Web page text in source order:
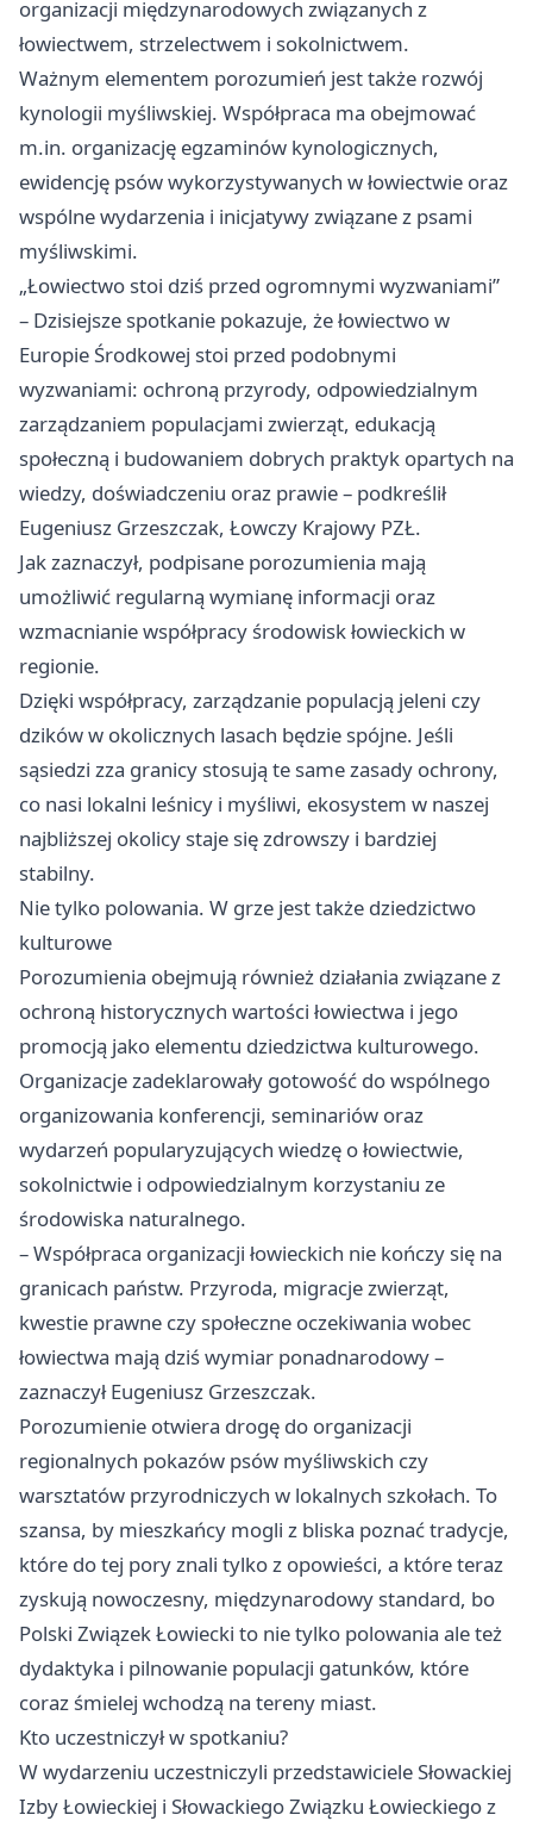
organizacji międzynarodowych związanych z
łowiectwem, strzelectwem i sokolnictwem.
Ważnym elementem porozumień jest także rozwój
kynologii myśliwskiej. Współpraca ma obejmować
m.in. organizację egzaminów kynologicznych,
ewidencję psów wykorzystywanych w łowiectwie oraz
wspólne wydarzenia i inicjatywy związane z psami
myśliwskimi.
„Łowiectwo stoi dziś przed ogromnymi wyzwaniami”
– Dzisiejsze spotkanie pokazuje, że łowiectwo w
Europie Środkowej stoi przed podobnymi
wyzwaniami: ochroną przyrody, odpowiedzialnym
zarządzaniem populacjami zwierząt, edukacją
społeczną i budowaniem dobrych praktyk opartych na
wiedzy, doświadczeniu oraz prawie – podkreślił
Eugeniusz Grzeszczak, Łowczy Krajowy PZŁ.
Jak zaznaczył, podpisane porozumienia mają
umożliwić regularną wymianę informacji oraz
wzmacnianie współpracy środowisk łowieckich w
regionie.
Dzięki współpracy, zarządzanie populacją jeleni czy
dzików w okolicznych lasach będzie spójne. Jeśli
sąsiedzi zza granicy stosują te same zasady ochrony,
co nasi lokalni leśnicy i myśliwi, ekosystem w naszej
najbliższej okolicy staje się zdrowszy i bardziej
stabilny.
Nie tylko polowania. W grze jest także dziedzictwo
kulturowe
Porozumienia obejmują również działania związane z
ochroną historycznych wartości łowiectwa i jego
promocją jako elementu dziedzictwa kulturowego.
Organizacje zadeklarowały gotowość do wspólnego
organizowania konferencji, seminariów oraz
wydarzeń popularyzujących wiedzę o łowiectwie,
sokolnictwie i odpowiedzialnym korzystaniu ze
środowiska naturalnego.
– Współpraca organizacji łowieckich nie kończy się na
granicach państw. Przyroda, migracje zwierząt,
kwestie prawne czy społeczne oczekiwania wobec
łowiectwa mają dziś wymiar ponadnarodowy –
zaznaczył Eugeniusz Grzeszczak.
Porozumienie otwiera drogę do organizacji
regionalnych pokazów psów myśliwskich czy
warsztatów przyrodniczych w lokalnych szkołach. To
szansa, by mieszkańcy mogli z bliska poznać tradycje,
które do tej pory znali tylko z opowieści, a które teraz
zyskują nowoczesny, międzynarodowy standard, bo
Polski Związek Łowiecki to nie tylko polowania ale też
dydaktyka i pilnowanie populacji gatunków, które
coraz śmielej wchodzą na tereny miast.
Kto uczestniczył w spotkaniu?
W wydarzeniu uczestniczyli przedstawiciele Słowackiej
Izby Łowieckiej i Słowackiego Związku Łowieckiego z